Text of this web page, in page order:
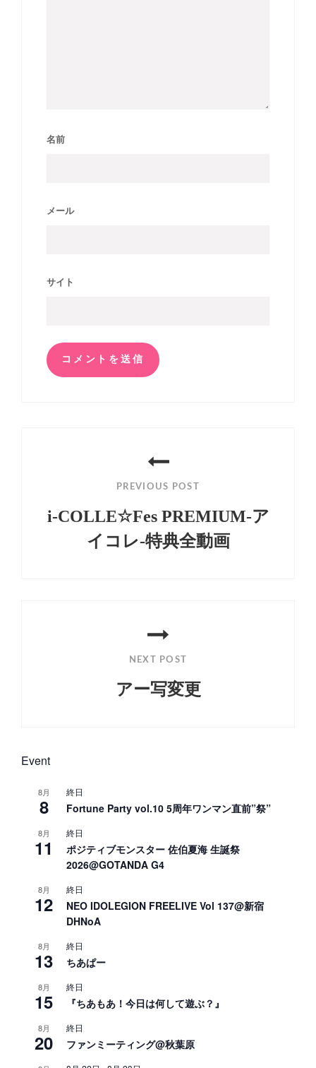
名前
メール
サイト
PREVIOUS POST
i-COLLE☆Fes PREMIUM-ア
イコレ-特典全動画
NEXT POST
アー写変更
Event
8月
8
終日
Fortune Party vol.10 5周年ワンマン直前”祭”
8月
11
終日
ポジティブモンスター 佐伯夏海 生誕祭
2026@GOTANDA G4
8月
12
終日
NEO IDOLEGION FREELIVE Vol 137@新宿
DHNoA
8月
13
終日
ちあぱー
8月
15
終日
『ちあもあ！今日は何して遊ぶ？』
8月
20
終日
ファンミーティング@秋葉原